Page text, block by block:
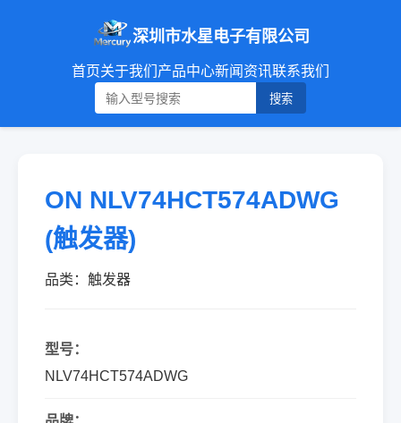
深圳市水星电子有限公司
首页关于我们 产品中心新闻资讯联系我们
搜索
ON NLV74HCT574ADWG
(触发器)
品类：触发器
型号：
NLV74HCT574ADWG